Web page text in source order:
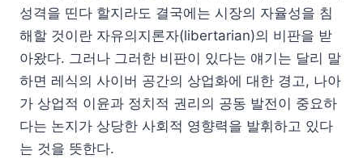
성격을 띤다 할지라도 결국에는 시장의 자율성을 침
해할 것이란 자유의지론자(libertarian)의 비판을 받
아왔다. 그러나 그러한 비판이 있다는 얘기는 달리 말
하면 레식의 사이버 공간의 상업화에 대한 경고, 나아
가 상업적 이윤과 정치적 권리의 공동 발전이 중요하
다는 논지가 상당한 사회적 영향력을 발휘하고 있다
는 것을 뜻한다.